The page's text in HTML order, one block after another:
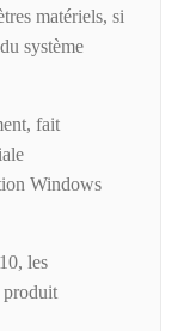
matériels, si
système
fait
Windows
les
produit